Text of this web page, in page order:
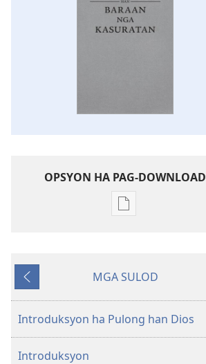
OPSYON HA PAG-DOWNLOAD
Opsyon
hin
nga
mga
Naglabay
MGA SULOD
Introduksyon ha Pulong han Dios
Introduksyon